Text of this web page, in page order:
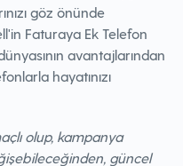
göz önünde
Faturaya Ek Telefon
avantajlarından
hayatınızı
olup, kampanya
güncel